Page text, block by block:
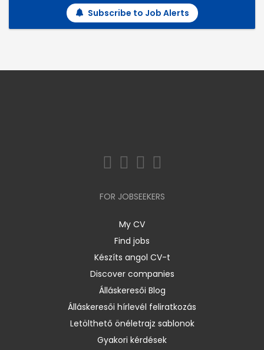
Subscribe to Job Alerts
FOR JOBSEEKERS
My CV
Find jobs
Készíts angol CV-t
Discover companies
Álláskeresői Blog
Álláskeresői hírlevél feliratkozás
Letölthető önéletrajz sablonok
Gyakori kérdések